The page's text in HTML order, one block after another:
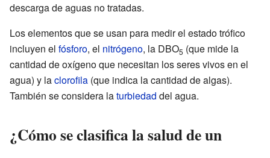
descarga de aguas no tratadas.
Los elementos que se usan para medir el estado trófico
incluyen el fósforo, el nitrógeno, la DBO5 (que mide la
cantidad de oxígeno que necesitan los seres vivos en el
agua) y laclorofila (que indica la cantidad de algas).
También se considera laturbiedad del agua.
¿Cómo se clasifica la salud de un